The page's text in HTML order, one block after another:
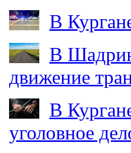
В
В
движение
В
уголовное